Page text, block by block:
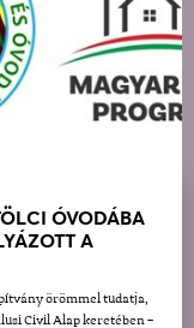
ÓVODÁBA
A
örömmel tudatja,
Civil Alap keretében –